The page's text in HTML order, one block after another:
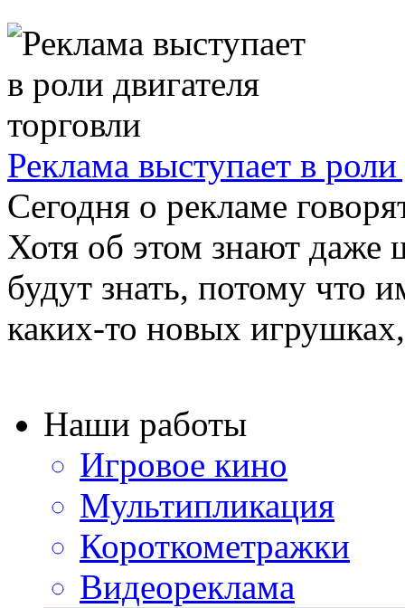
Реклама выступает в роли
Сегодня о рекламе
Хотя об этом знают
будут знать, потому что
каких-то новых
Наши работы
Игровое кино
Мультипликация
Короткометражки
Видеореклама